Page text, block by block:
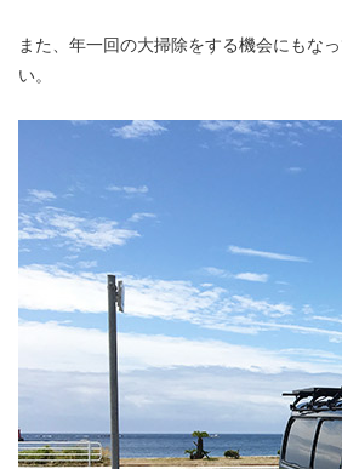
また、年一回の大掃除をする機会にもな
い。